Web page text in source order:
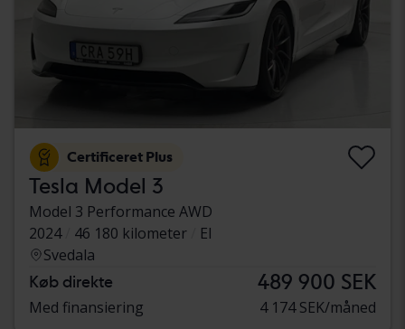
Certificeret Plus
Tesla Model 3
Model 3 Performance AWD
2024
46 180 kilometer
El
Svedala
Køb direkte 489 900 SEK
Med finansiering 4 174 SEK/måned